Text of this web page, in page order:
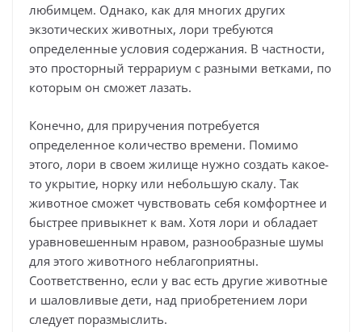
любимцем. Однако, как для многих других
экзотических животных, лори требуются
определенные условия содержания. В частности,
это просторный террариум с разными ветками, по
которым он сможет лазать.
Конечно, для приручения потребуется
определенное количество времени. Помимо
этого, лори в своем жилище нужно создать какое-
то укрытие, норку или небольшую скалу. Так
животное сможет чувствовать себя комфортнее и
быстрее привыкнет к вам. Хотя лори и обладает
уравновешенным нравом, разнообразные шумы
для этого животного неблагоприятны.
Соответственно, если у вас есть другие животные
и шаловливые дети, над приобретением лори
следует поразмыслить.